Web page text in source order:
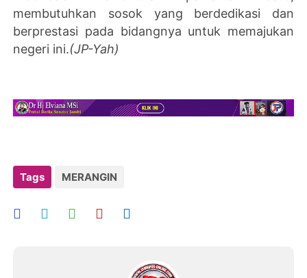
membutuhkan sosok yang berdedikasi dan
berprestasi pada bidangnya untuk memajukan
negeri ini.(JP-Yah)
Tags MERANGIN